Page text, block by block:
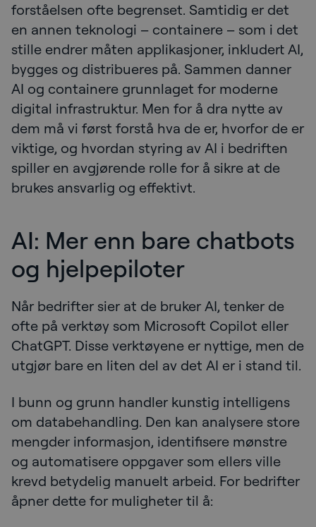
forståelsen ofte begrenset. Samtidig er det
en annen teknologi – containere – som i det
stille endrer måten applikasjoner, inkludert AI,
bygges og distribueres på. Sammen danner
AI og containere grunnlaget for moderne
digital infrastruktur. Men for å dra nytte av
dem må vi først forstå hva de er, hvorfor de er
viktige, og hvordan styring av AI i bedriften
spiller en avgjørende rolle for å sikre at de
brukes ansvarlig og effektivt.
AI: Mer enn bare chatbots
og hjelpepiloter
Når bedrifter sier at de bruker AI, tenker de
ofte på verktøy som Microsoft Copilot eller
ChatGPT. Disse verktøyene er nyttige, men de
utgjør bare en liten del av det AI er i stand til.
I bunn og grunn handler kunstig intelligens
om databehandling. Den kan analysere store
mengder informasjon, identifisere mønstre
og automatisere oppgaver som ellers ville
krevd betydelig manuelt arbeid. For bedrifter
åpner dette for muligheter til å: